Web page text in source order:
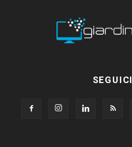
SEGUICI